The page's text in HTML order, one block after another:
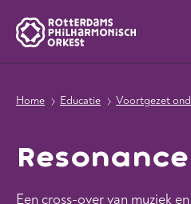
Home Educatie Voortgezet
Resonance
Een cross-over van muziek